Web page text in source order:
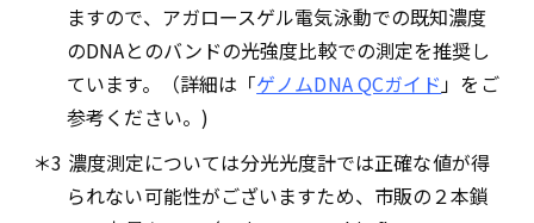
ますので、アガロースゲル電気泳動での既知濃度
のDNAとのバンドの光強度比較での測定を推奨し
ています。（詳細は「ゲノムDNA QCガイド」をご
参考ください。)
＊3 濃度測定については分光光度計では正確な値が得
られない可能性がございますため、市販の２本鎖